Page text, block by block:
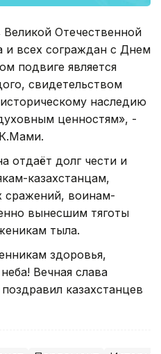
Отечественной
и всех сограждан с Днем
подвиге является
свидетельством
наследию
ценностям», -
отдаёт долг чести и
казахстанцам,
сражений, воинам-
вынесшим тяготы
тыла.
здоровья,
Вечная слава
казахстанцев